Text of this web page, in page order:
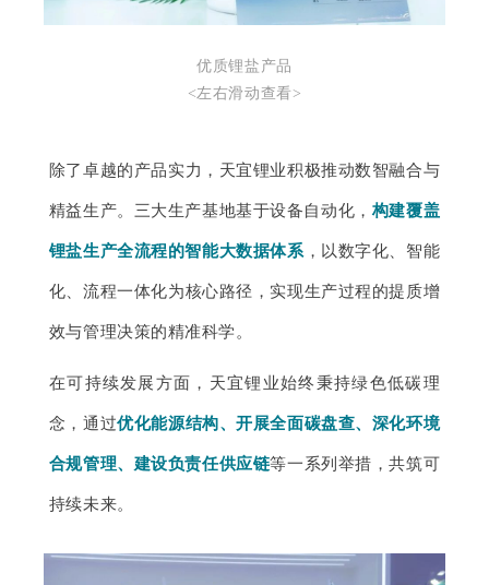
优质锂盐产品
<左右滑动查看>
除了卓越的产品实力，天宜锂业积极推动数智融合与
精益生产。三大生产基地基于设备自动化，构建覆盖
锂盐生产全流程的智能大数据体系，以数字化、智能
化、流程一体化为核心路径，实现生产过程的提质增
效与管理决策的精准科学。
在可持续发展方面，天宜锂业始终秉持绿色低碳理
念，通过优化能源结构、开展全面碳盘查、深化环境
合规管理、建设负责任供应链等一系列举措，共筑可
持续未来。